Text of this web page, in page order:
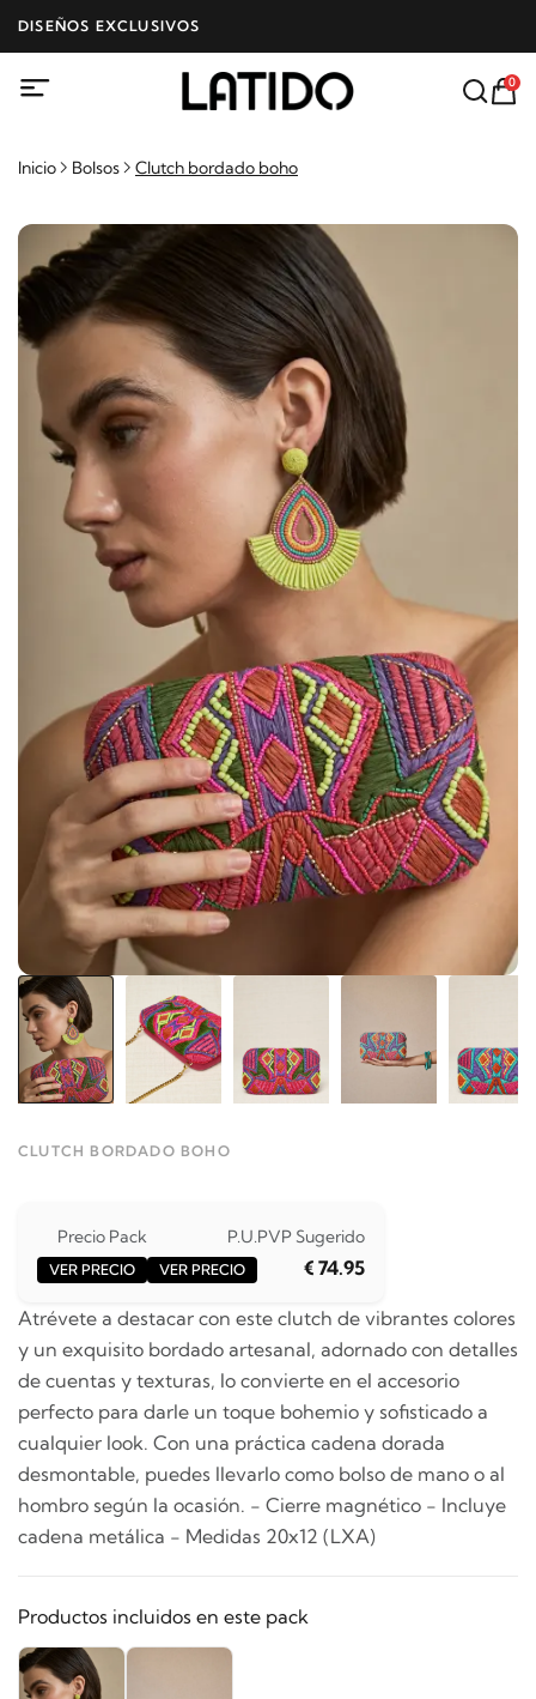
DISEÑOS EXCLUSIVOS
0
Inicio Bolsos Clutch bordado boho
CLUTCH BORDADO BOHO
Precio Pack
VER PRECIO
P.U.
VER PRECIO
PVP Sugerido
€ 74.95
Atrévete a destacar con este clutch de vibrantes colores
y un exquisito bordado artesanal, adornado con detalles
de cuentas y texturas, lo convierte en el accesorio
perfecto para darle un toque bohemio y sofisticado a
cualquier look. Con una práctica cadena dorada
desmontable, puedes llevarlo como bolso de mano o al
hombro según la ocasión. - Cierre magnético - Incluye
cadena metálica - Medidas 20x12 (LXA)
Productos incluidos en este pack